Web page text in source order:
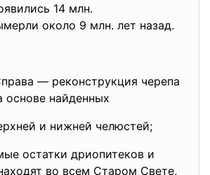
14 млн.
около 9 млн. лет назад.
— реконструкция черепа
основе найденных
и нижней челюстей;
остатки дриопитеков и
во всем Старом Свете,